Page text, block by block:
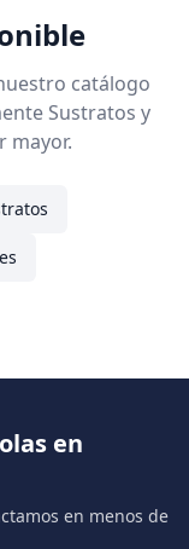
catálogo
Sustratos y
mayor.
en
en menos de